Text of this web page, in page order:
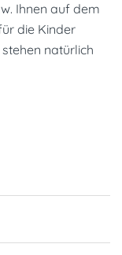
Ihnen auf dem
die Kinder
natürlich